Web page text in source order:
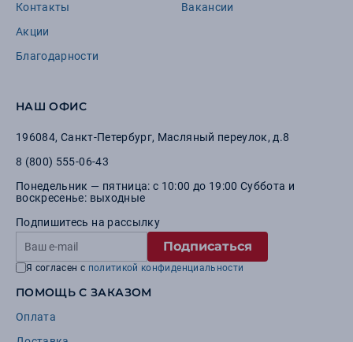
Контакты
Акции
Благодарности
Вакансии
НАШ ОФИС
196084, Санкт-Петербург, Масляный переулок, д.8
8 (800) 555-06-43
Понедельник — пятница: с 10:00 до 19:00 Суббота и
воскресенье: выходные
Подпишитесь на рассылку
Подписаться
Я согласен с политикой конфиденциальности
ПОМОЩЬ С ЗАКАЗОМ
Оплата